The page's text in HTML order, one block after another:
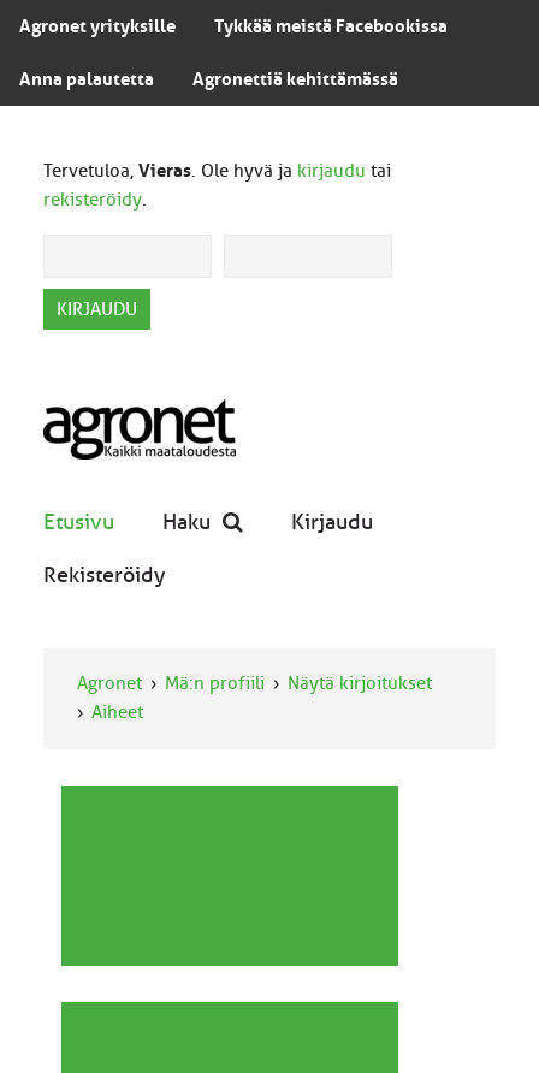
Agronet yrityksille Tykkää meistä Facebookissa
Anna palautetta Agronettiä kehittämässä
Tervetuloa, Vieras. Ole hyvä ja kirjaudu tai
rekisteröidy.
Etusivu Haku Kirjaudu
Rekisteröidy
Agronet Mä:n profiili
Näytä kirjoitukset
Aiheet